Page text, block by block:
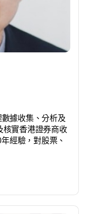
數據收集、分析及
核實香港證券商收
經驗，對股票、